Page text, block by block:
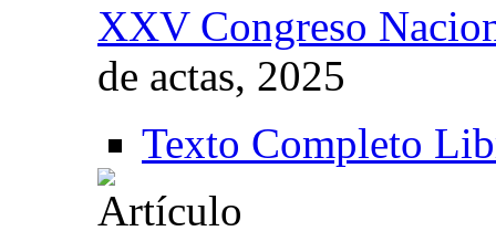
XXV Congreso
de actas, 2025
Texto Completo